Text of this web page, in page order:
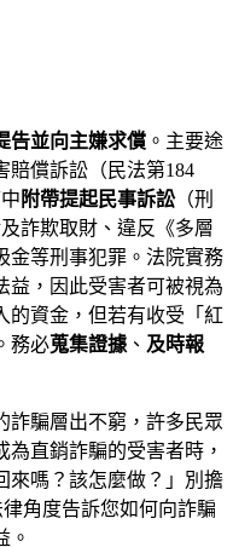
告並向主嫌求償 。主要途
賠償訴訟（民法第184
附帶提起民事訴訟（刑
詐欺取財、違反《多層
金等刑事犯罪。法院實務
益，因此受害者可被視為
的資金，但若有收受「紅
務必蒐集證據 、 及時報
詐騙層出不窮，許多民眾
直銷詐騙的受害者時，
來嗎？該怎麼做？」別擔
角度告訴您如何向詐騙
。